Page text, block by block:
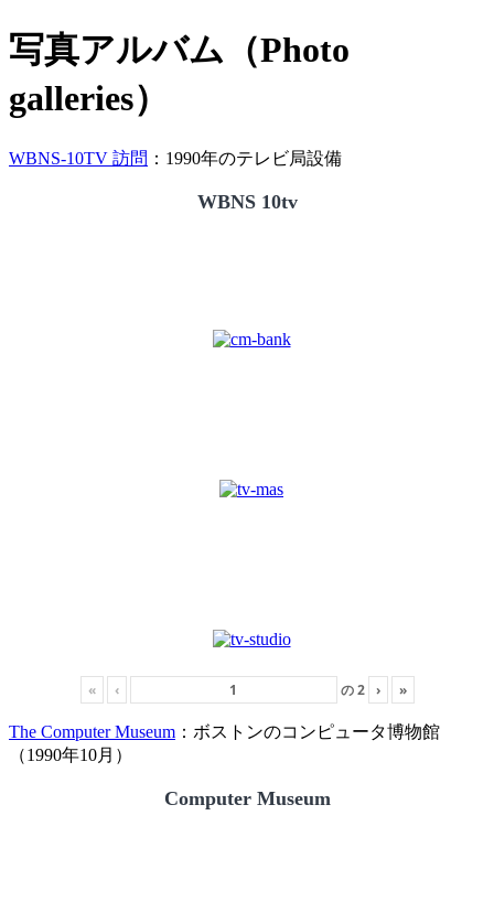
写真アルバム（Photo
galleries）
WBNS-10TV 訪問 ：1990年のテレビ局設備
WBNS 10tv
« ‹ の2 › »
The Computer Museum ：ボストンのコンピュータ博物館
（1990年10月）
Computer Museum